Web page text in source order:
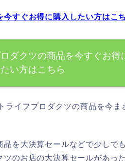
すぐお得に購入したい方はこ
ダクツの商品を今すぐお得
い方はこちら
ライフプロダクツの商品を今ま
を大決算セールなどで少しで
のお店の大決算セールがあっ